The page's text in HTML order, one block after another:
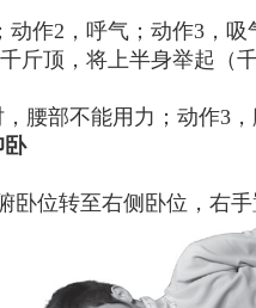
动作2，呼气；动作3，
斤顶，将上半身举起（
腰部不能用力；动作3
卧
卧位转至右侧卧位，右